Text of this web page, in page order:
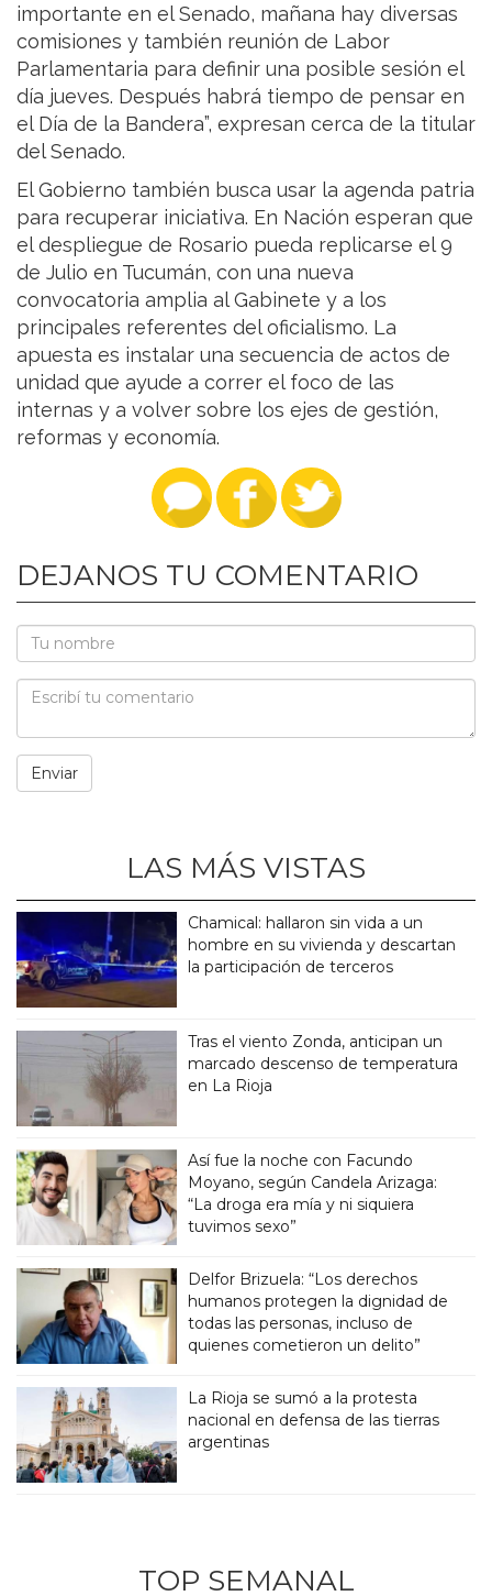
importante en el Senado, mañana hay diversas
comisiones y también reunión de Labor
Parlamentaria para definir una posible sesión el
día jueves. Después habrá tiempo de pensar en
el Día de la Bandera”, expresan cerca de la titular
del Senado.
El Gobierno también busca usar la agenda patria
para recuperar iniciativa. En Nación esperan que
el despliegue de Rosario pueda replicarse el 9
de Julio en Tucumán, con una nueva
convocatoria amplia al Gabinete y a los
principales referentes del oficialismo. La
apuesta es instalar una secuencia de actos de
unidad que ayude a correr el foco de las
internas y a volver sobre los ejes de gestión,
reformas y economía.
DEJANOS TU COMENTARIO
LAS MÁS VISTAS
Chamical: hallaron sin vida a un
hombre en su vivienda y descartan
la participación de terceros
Tras el viento Zonda, anticipan un
marcado descenso de temperatura
en La Rioja
Así fue la noche con Facundo
Moyano, según Candela Arizaga:
“La droga era mía y ni siquiera
tuvimos sexo”
Delfor Brizuela: “Los derechos
humanos protegen la dignidad de
todas las personas, incluso de
quienes cometieron un delito”
La Rioja se sumó a la protesta
nacional en defensa de las tierras
argentinas
TOP SEMANAL